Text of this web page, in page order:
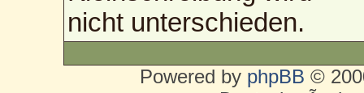
nicht unterschieden.
Powered by phpBB ©